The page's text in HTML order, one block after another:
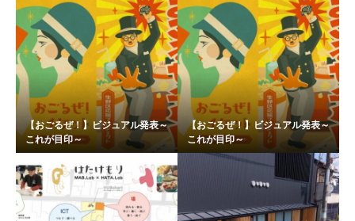
【おごるぜ！】ビジュアル発表～
これが目印～
【おごるぜ！】ビジュアル発表～
これが目印～